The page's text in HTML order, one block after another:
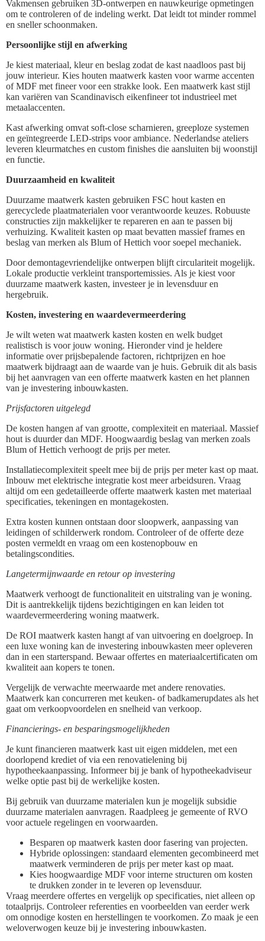
Vakmensen gebruiken 3D-ontwerpen en nauwkeurige opmetingen
om te controleren of de indeling werkt. Dat leidt tot minder rommel
en sneller schoonmaken.
Persoonlijke stijl en afwerking
Je kiest materiaal, kleur en beslag zodat de kast naadloos past bij
jouw interieur. Kies houten maatwerk kasten voor warme accenten
of MDF met fineer voor een strakke look. Een maatwerk kast stijl
kan variëren van Scandinavisch eikenfineer tot industrieel met
metaalaccenten.
Kast afwerking omvat soft-close scharnieren, greeploze systemen
en geïntegreerde LED-strips voor ambiance. Nederlandse ateliers
leveren kleurmatches en custom finishes die aansluiten bij woonstijl
en functie.
Duurzaamheid en kwaliteit
Duurzame maatwerk kasten gebruiken FSC hout kasten en
gerecyclede plaatmaterialen voor verantwoorde keuzes. Robuuste
constructies zijn makkelijker te repareren en aan te passen bij
verhuizing. Kwaliteit kasten op maat bevatten massief frames en
beslag van merken als Blum of Hettich voor soepel mechaniek.
Door demontagevriendelijke ontwerpen blijft circulariteit mogelijk.
Lokale productie verkleint transportemissies. Als je kiest voor
duurzame maatwerk kasten, investeer je in levensduur en
hergebruik.
Kosten, investering en waardevermeerdering
Je wilt weten wat maatwerk kasten kosten en welk budget
realistisch is voor jouw woning. Hieronder vind je heldere
informatie over prijsbepalende factoren, richtprijzen en hoe
maatwerk bijdraagt aan de waarde van je huis. Gebruik dit als basis
bij het aanvragen van een offerte maatwerk kasten en het plannen
van je investering inbouwkasten.
Prijsfactoren uitgelegd
De kosten hangen af van grootte, complexiteit en materiaal. Massief
hout is duurder dan MDF. Hoogwaardig beslag van merken zoals
Blum of Hettich verhoogt de prijs per meter.
Installatiecomplexiteit speelt mee bij de prijs per meter kast op maat.
Inbouw met elektrische integratie kost meer arbeidsuren. Vraag
altijd om een gedetailleerde offerte maatwerk kasten met materiaal
specificaties, tekeningen en montagekosten.
Extra kosten kunnen ontstaan door sloopwerk, aanpassing van
leidingen of schilderwerk rondom. Controleer of de offerte deze
posten vermeldt en vraag om een kostenopbouw en
betalingscondities.
Langetermijnwaarde en retour op investering
Maatwerk verhoogt de functionaliteit en uitstraling van je woning.
Dit is aantrekkelijk tijdens bezichtigingen en kan leiden tot
waardevermeerdering woning maatwerk.
De ROI maatwerk kasten hangt af van uitvoering en doelgroep. In
een luxe woning kan de investering inbouwkasten meer opleveren
dan in een starterspand. Bewaar offertes en materiaalcertificaten om
kwaliteit aan kopers te tonen.
Vergelijk de verwachte meerwaarde met andere renovaties.
Maatwerk kan concurreren met keuken- of badkamerupdates als het
gaat om verkoopvoordelen en snelheid van verkoop.
Financierings- en besparingsmogelijkheden
Je kunt financieren maatwerk kast uit eigen middelen, met een
doorlopend krediet of via een renovatielening bij
hypotheekaanpassing. Informeer bij je bank of hypotheekadviseur
welke optie past bij de werkelijke kosten.
Bij gebruik van duurzame materialen kun je mogelijk subsidie
duurzame materialen aanvragen. Raadpleeg je gemeente of RVO
voor actuele regelingen en voorwaarden.
Besparen op maatwerk kasten door fasering van projecten.
Hybride oplossingen: standaard elementen gecombineerd met
maatwerk verminderen de prijs per meter kast op maat.
Kies hoogwaardige MDF voor interne structuren om kosten
te drukken zonder in te leveren op levensduur.
Vraag meerdere offertes en vergelijk op specificaties, niet alleen op
totaalprijs. Controleer referenties en voorbeelden van eerder werk
om onnodige kosten en herstellingen te voorkomen. Zo maak je een
weloverwogen keuze bij je investering inbouwkasten.